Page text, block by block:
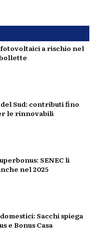
a rischio nel
Sud: contributi fino
le rinnovabili
SENEC li
nel 2025
Sacchi spiega
e Bonus Casa